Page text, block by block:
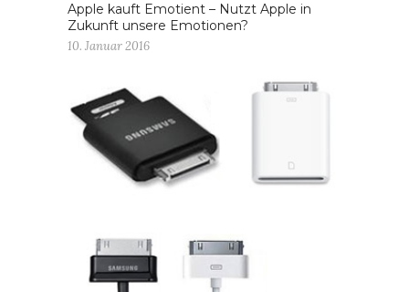
Apple kauft Emotient – Nutzt Apple in
Zukunft unsere Emotionen?
10. Januar 2016